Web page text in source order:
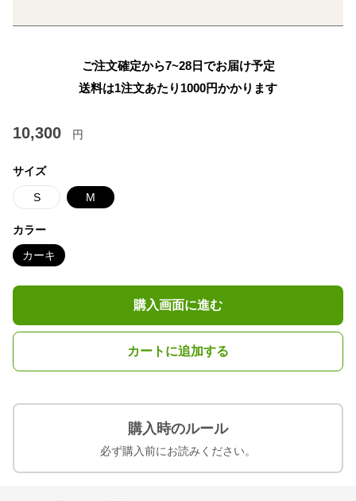
ご注文確定から7~28日でお届け予定
送料は1注文あたり 1000円かかります
10,300 円
サイズ
S M
カラー
カーキ
購入画面に進む
カートに追加する
購入時のルール
必ず購入前にお読みください。